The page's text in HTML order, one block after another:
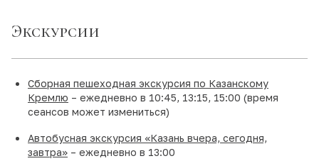
Экскурсии
Сборная пешеходная экскурсия по Казанскому
Кремлю – ежедневно в 10:45, 13:15, 15:00 (время
сеансов может измениться)
Автобусная экскурсия «Казань вчера, сегодня,
завтра» – ежедневно в 13:00